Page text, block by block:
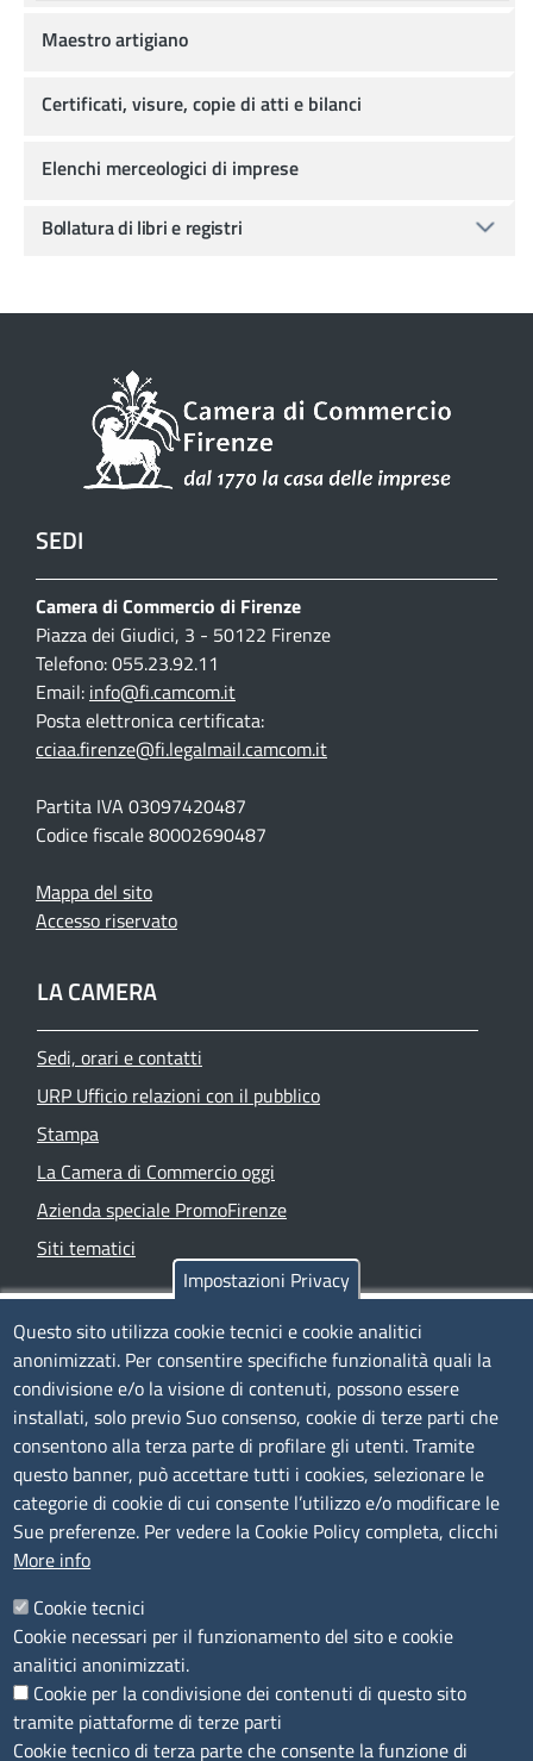
Maestro artigiano
Certificati, visure, copie di atti e bilanci
Elenchi merceologici di imprese
Bollatura di libri e registri
SEDI
Camera di Commercio di Firenze
Piazza dei Giudici, 3 - 50122 Firenze
Telefono: 055.23.92.11
Email: info@fi.camcom.it
Posta elettronica certificata:
cciaa.firenze@fi.legalmail.camcom.it
Partita IVA 03097420487
Codice fiscale 80002690487
Mappa del sito
Accesso riservato
LA CAMERA
Sedi, orari e contatti
URP Ufficio relazioni con il pubblico
Stampa
La Camera di Commercio oggi
Azienda speciale PromoFirenze
Siti tematici
TRASPARENZA
Albo Online
Amministrazione trasparente
Bandi e concorsi
Segnalazioni Whistleblowing
Accessibilità
IBAN e pagamenti informatici
Informative privacy e cookie
Verifiche PA
Attuazione misure PNRR
Modulistica
Impostazioni Privacy
Questo sito utilizza cookie tecnici e cookie analitici
anonimizzati. Per consentire specifiche funzionalità quali la
condivisione e/o la visione di contenuti, possono essere
installati, solo previo Suo consenso, cookie di terze parti che
consentono alla terza parte di profilare gli utenti. Tramite
questo banner, può accettare tutti i cookies, selezionare le
categorie di cookie di cui consente l’utilizzo e/o modificare le
Sue preferenze. Per vedere la Cookie Policy completa, clicchi
More info
Cookie tecnici
Cookie necessari per il funzionamento del sito e cookie
analitici anonimizzati.
Cookie per la condivisione dei contenuti di questo sito
tramite piattaforme di terze parti
Cookie tecnico di terza parte che consente la funzione di